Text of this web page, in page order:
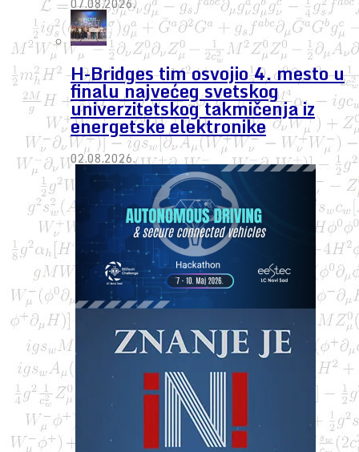
07.08.2026.
H-Bridges tim osvojio 4. mesto u
finalu najvećeg svetskog
univerzitetskog takmičenja iz
energetske elektronike
02.08.2026.